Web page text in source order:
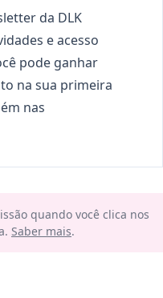
da DLK
e acesso
pode ganhar
na sua primeira
nas
quando você clica nos
Saber mais.